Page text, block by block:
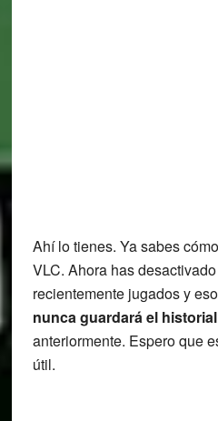
Ahí lo tienes. Ya sabes
VLC. Ahora has
recientemente jugados y
nunca guardará el historial
anteriormente. Espero que
útil.